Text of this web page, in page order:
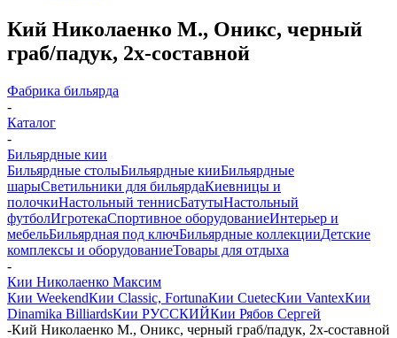
Кий Николаенко М., Оникс, черный
граб/падук, 2х-составной
Фабрика бильярда
-
Каталог
-
Бильярдные кии
Бильярдные столыБильярдные кииБильярдные
шарыСветильники для бильярдаКиевницы и
полочкиНастольный теннисБатутыНастольный
футболИгротекаСпортивное оборудованиеИнтерьер и
мебельБильярдная под ключБильярдные коллекцииДетские
комплексы и оборудованиеТовары для отдыха
-
Кии Николаенко Максим
Кии WeekendКии Classic, FortunaКии CuetecКии VantexКии
Dinamika BilliardsКии РУССКИЙКии Рябов Сергей
-Кий Николаенко М., Оникс, черный граб/падук, 2х-составной